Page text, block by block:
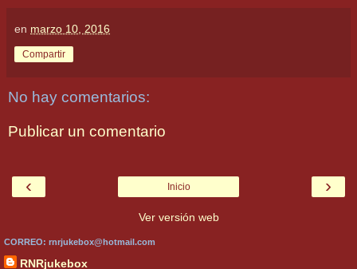
en marzo 10, 2016
Compartir
No hay comentarios:
Publicar un comentario
‹ ›
Inicio
Ver versión web
CORREO: rnrjukebox@hotmail.com
RNRjukebox